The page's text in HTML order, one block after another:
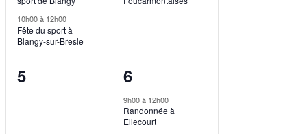
10h00à 12h00
Fête du sport à
Blangy-sur-Bresle
0
5
1
évènement,
6
9h00à 12h00
Randonnée à
Ellecourt